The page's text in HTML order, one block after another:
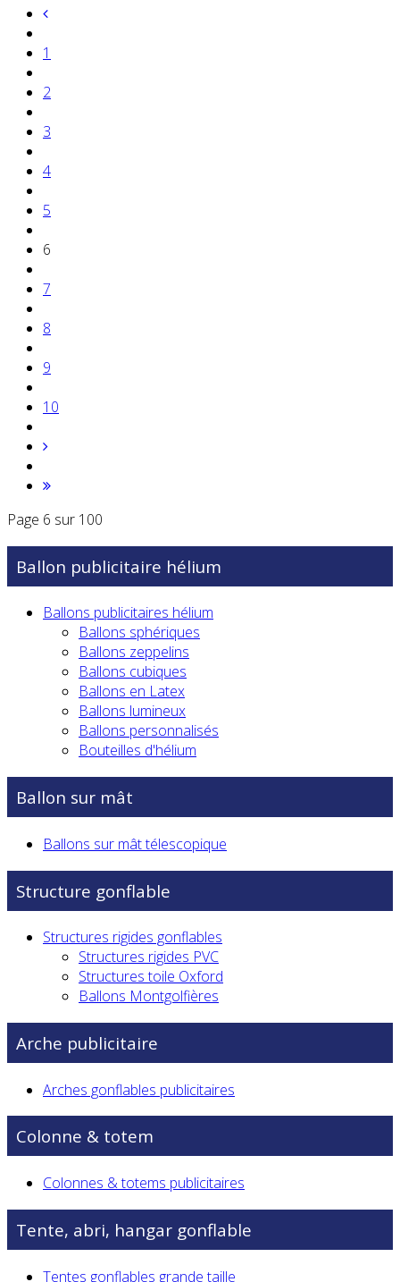
1
2
3
4
5
6
7
8
9
10
Page 6 sur 100
Ballon publicitaire hélium
Ballons publicitaires hélium
Ballons sphériques
Ballons zeppelins
Ballons cubiques
Ballons en Latex
Ballons lumineux
Ballons personnalisés
Bouteilles d'hélium
Ballon sur mât
Ballons sur mât télescopique
Structure gonflable
Structures rigides gonflables
Structures rigides PVC
Structures toile Oxford
Ballons Montgolfières
Arche publicitaire
Arches gonflables publicitaires
Colonne & totem
Colonnes & totems publicitaires
Tente, abri, hangar gonflable
Tentes gonflables grande taille